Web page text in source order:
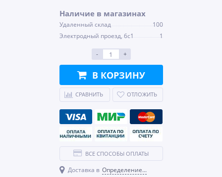
Наличие в магазинах
Удаленный склад
100
Электродный проезд, 6с1
1
- +
В КОРЗИНУ
СРАВНИТЬ ОТЛОЖИТЬ
ВСЕ СПОСОБЫ ОПЛАТЫ
Доставка в Определение...